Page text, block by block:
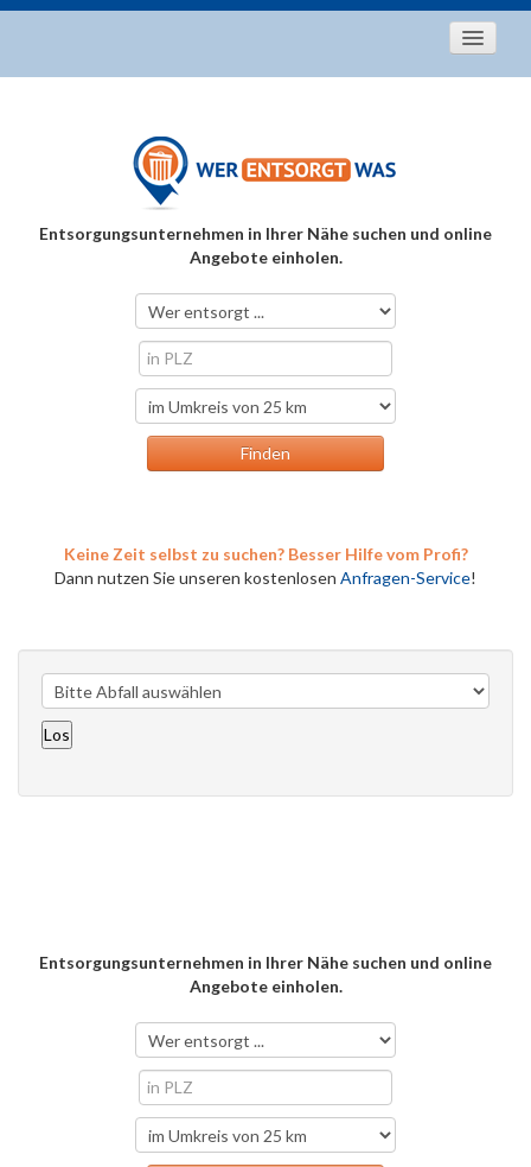
Entsorgungstipps
Über uns
Entsorgungsunternehmen in Ihrer Nähe suchen und online
Angebote einholen.
Keine Zeit selbst zu suchen? Besser Hilfe vom Profi?
Dann nutzen Sie unseren kostenlosen Anfragen-Service!
Entsorgungsunternehmen in Ihrer Nähe suchen und online
Angebote einholen.